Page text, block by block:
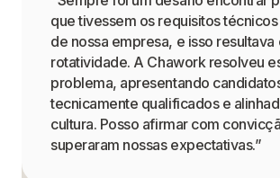
que tivessem os requisitos
de nossa empresa, e isso resultava
rotatividade. A Chawork resolveu
problema, apresentando
tecnicamente qualificados e
cultura. Posso afirmar com
superaram nossas expectativas.”